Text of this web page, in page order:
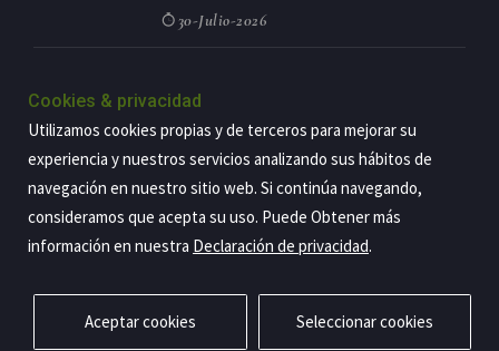
30-Julio-2026
negocio agro con un modelo global
países
29-Julio-2026
Privacidad Aviso legal Política de cookies Contacto
Cookies & privacidad
Utilizamos cookies propias y de terceros para mejorar su
experiencia y nuestros servicios analizando sus hábitos de
navegación en nuestro sitio web. Si continúa navegando,
consideramos que acepta su uso. Puede Obtener más
información en nuestra Declaración de privacidad.
Aceptar cookies Seleccionar cookies